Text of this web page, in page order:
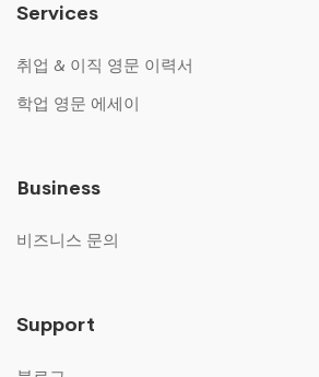
Services
취업 & 이직 영문 이력서
학업 영문 에세이
Business
비즈니스 문의
Support